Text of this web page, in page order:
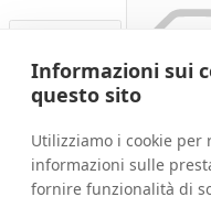
Evidenzia titoli Ferma
Salta al contenuto
Reimposta impostazioni
Informazioni sui
questo sito
Utilizziamo i cookie per
informazioni sulle
fornire funzionalità di